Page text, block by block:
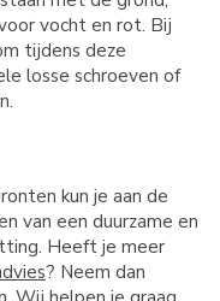
vocht en rot. Bij
tijdens deze
losse schroeven of
kun je aan de
van een duurzame en
Heeft je meer
? Neem dan